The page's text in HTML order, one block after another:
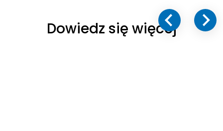
Dowiedz się więcej